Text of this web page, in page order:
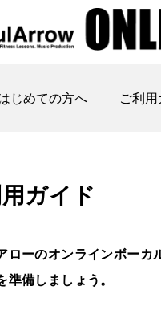
じめての方へ ご利
ガイド
ローのオンラインボー
準備しましょう。